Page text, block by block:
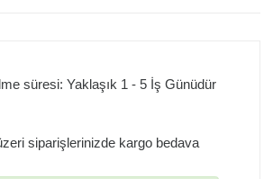
süresi: Yaklaşık 1 - 5 İş Günüdür
siparişlerinizde kargo bedava